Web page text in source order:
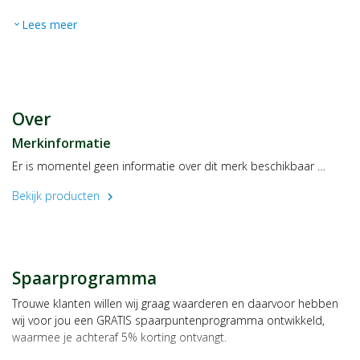
expand_more Lees meer
Over
Merkinformatie
Er is momentel geen informatie over dit merk beschikbaar …
Bekijk producten
chevron_right
Spaarprogramma
Trouwe klanten willen wij graag waarderen en daarvoor hebben
wij voor jou een GRATIS spaarpuntenprogramma ontwikkeld,
waarmee je achteraf 5% korting ontvangt.